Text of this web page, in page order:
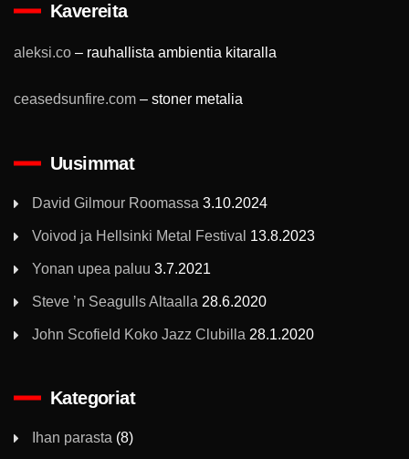
Kavereita
aleksi.co – rauhallista ambientia kitaralla
ceasedsunfire.com – stoner metalia
Uusimmat
David Gilmour Roomassa 3.10.2024
Voivod ja Hellsinki Metal Festival 13.8.2023
Yonan upea paluu 3.7.2021
Steve ’n Seagulls Altaalla 28.6.2020
John Scofield Koko Jazz Clubilla 28.1.2020
Kategoriat
Ihan parasta (8)